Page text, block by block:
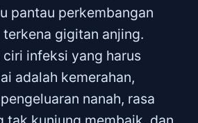
pantau perkembangan
gigitan anjing.
ciri infeksi yang harus
adalah kemerahan,
nanah, rasa